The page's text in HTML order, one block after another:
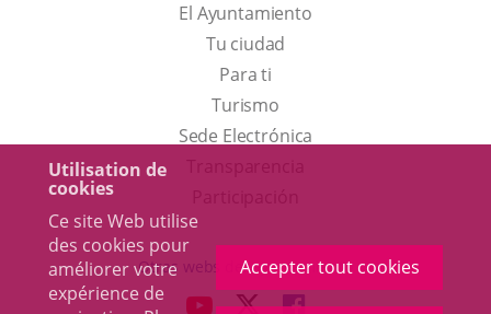
Utilisation de
cookies
Ce site Web utilise
des cookies pour
améliorer votre
expérience de
Accepter tout cookies
El Ayuntamiento
Tu ciudad
Para ti
TurismoEste
enlace
una
ventana
Sede Electrónica
externa.
Otras webs del ayuntamiento
ENLACEENLACEENLACE